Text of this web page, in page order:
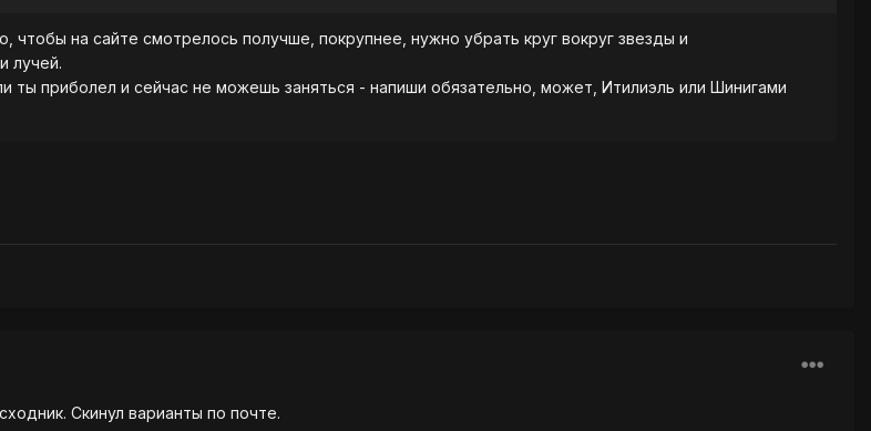
чтобы на сайте смотрелось получше, покрупнее, нужно убрать круг вокруг звезды и
лучей.
ты приболел и сейчас не можешь заняться - напиши обязательно, может, Итилиэль или Шинигами
Скинул варианты по почте.